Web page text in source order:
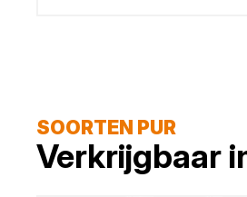
SOORTEN PUR
Verkrijgbaar